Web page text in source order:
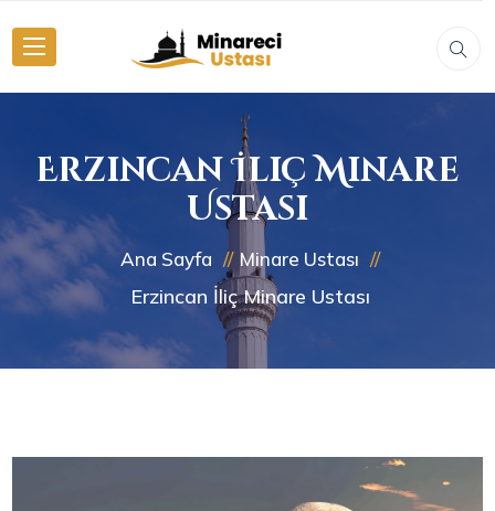
Erzincan İliç Minare
Ustası
Ana Sayfa Minare Ustası
Erzincan İliç Minare Ustası